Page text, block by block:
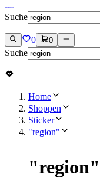
Suche
0 0
Suche
Home
Shoppen
Sticker
"region"
"region"